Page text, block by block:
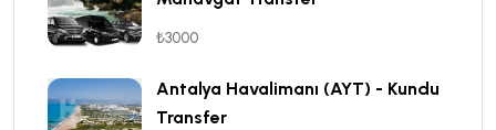
₺3000
Antalya Havalimanı (AYT) - Kundu
Transfer